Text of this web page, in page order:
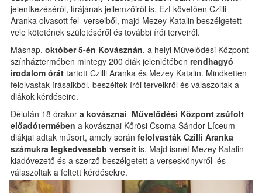
jelentkezéséről, lírájának jellemzőiről is. Ezt követően Czilli
Aranka olvasott fel verseiből, majd Mezey Katalin beszélgetett
vele kötetének születéséről és további írói terveiről.
Másnap, október 5-én Kovásznán, a helyi Művelődési Központ
színháztermében mintegy 200 diák jelenlétében rendhagyó
irodalom órát tartott Czilli Aranka és Mezey Katalin. Mindketten
felolvastak írásaikból, beszéltek írói terveikről és válaszoltak a
diákok kérdéseire.
Délután 18 órakor a kovásznai Művelődési Központ zsúfolt
előadótermében a kovásznai Kőrösi Csoma Sándor Líceum
diákjai adtak műsort, amely során felolvasták Czilli Aranka
számukra legkedvesebb verseit is. Majd ismét Mezey Katalin
kiadóvezető és a szerző beszélgetett a verseskönyvről és
válaszoltak a feltett kérdésekre.